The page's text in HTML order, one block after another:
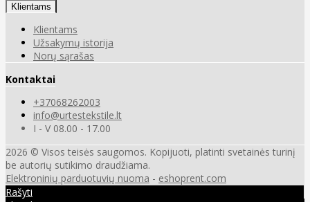
Klientams
Klientams
Užsakymų istorija
Norų sąrašas
Kontaktai
+37068262003
info@urtestekstile.lt
I - V 08.00 - 17.00
2026 © Visos teisės saugomos. Kopijuoti, platinti svetainės turinį
be autorių sutikimo draudžiama.
Elektroninių parduotuvių nuoma - eshoprent.com
Rašyti